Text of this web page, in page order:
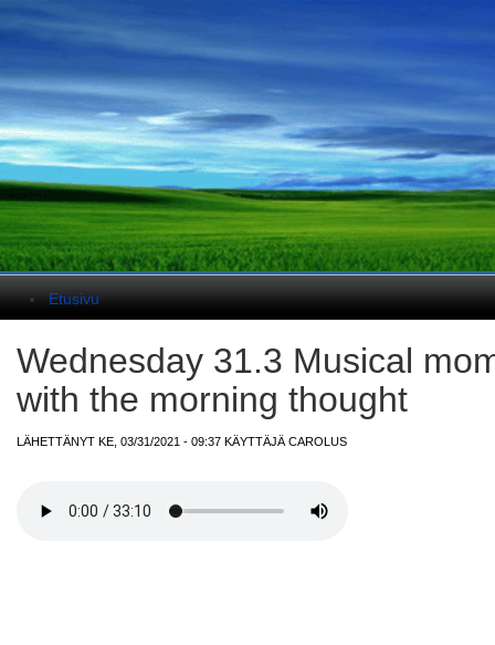
Päävalikko
Etusivu
Wednesday 31.3 Musical
with the morning thought
LÄHETTÄNYT KE, 03/31/2021 - 09:37 KÄYTTÄJÄ CAROLUS